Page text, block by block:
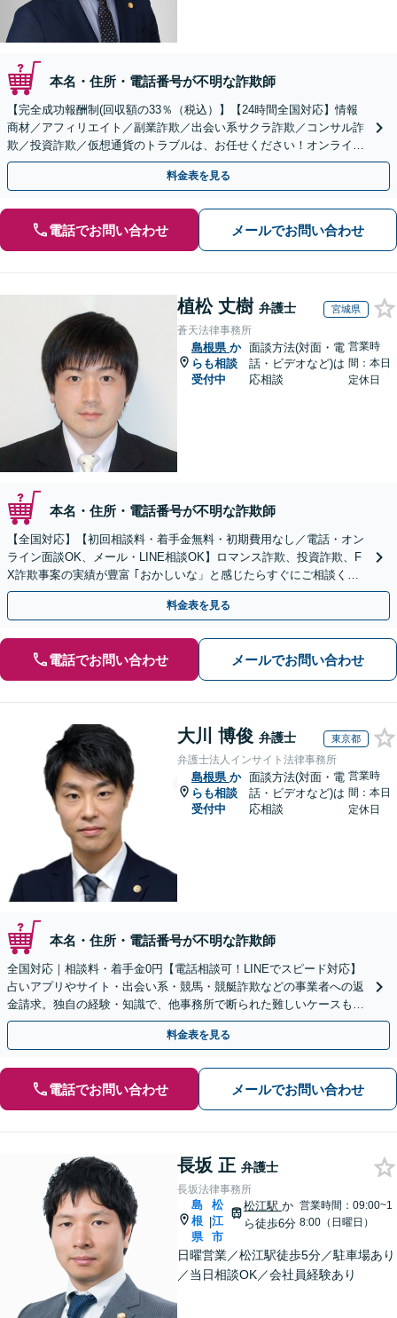
本名・住所・電話番号が不明な詐欺師
【完全成功報酬制(回収額の33％（税込）】【24時間全国対応】情報
商材／アフィリエイト／副業詐欺／出会い系サクラ詐欺／コンサル詐
欺／投資詐欺／仮想通貨のトラブルは、お任せください！オンライン
のみで解決も可能！
料金表を見る
電話でお問い合わせ メールでお問い合わせ
植松 丈樹 弁護士 宮城県
蒼天法律事務所
島根県 か
らも相談
受付中
面談方法(対面・電
話・ビデオなど)は
応相談
営業時
間：本日
定休日
本名・住所・電話番号が不明な詐欺師
【全国対応】【初回相談料・着手金無料・初期費用なし／電話・オン
ライン面談OK、メール・LINE相談OK】ロマンス詐欺、投資詐欺、F
X詐欺事案の実績が豊富 ｢おかしいな」と感じたらすぐにご相談くだ
さい。
料金表を見る
電話でお問い合わせ メールでお問い合わせ
大川 博俊 弁護士 東京都
弁護士法人インサイト法律事務所
島根県 か
らも相談
受付中
面談方法(対面・電
話・ビデオなど)は
応相談
営業時
間：本日
定休日
本名・住所・電話番号が不明な詐欺師
全国対応｜相談料・着手金0円【電話相談可！LINEでスピード対応】
占いアプリやサイト・出会い系・競馬・競艇詐欺などの事業者への返
金請求。独自の経験・知識で、他事務所で断られた難しいケースも解
決に導いた実績あり。まずはお気軽にご相談ください
料金表を見る
電話でお問い合わせ メールでお問い合わせ
長坂 正 弁護士
長坂法律事務所
島
根
県
|
松
江
市
松江駅 か
ら徒歩6分
営業時間：09:00~1
8:00（日曜日）
日曜営業／松江駅徒歩5分／駐車場あり
／当日相談OK／会社員経験あり